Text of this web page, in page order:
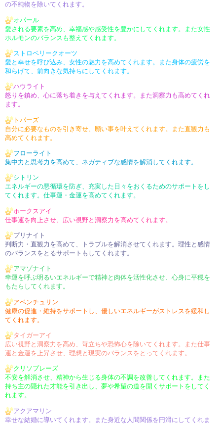
の不純物を除いてくれます。
オパール
愛される要素を高め、幸福感や感受性を豊かにしてくれます。
また女性
ホルモンのバランスも整えてくれます。
ストロベリークオーツ
愛と幸せを呼び込み、女性の魅力を高めてくれます。
また身体の疲労を
和らげて、 前向きな気持ちにしてくれます。
ハウライト
怒りを鎮め、心に落ち着きを与えてくれます。
また洞察力も高めてくれ
ます。
トパーズ
自分に必要なものを引き寄せ、
願い事を叶えてくれます。
また直観力も
高めてくれます。
フローライト
集中力と思考力を高めて、 ネガティブな感情を解消して くれます。
シトリン
エネルギーの悪循環を防ぎ、 充実した日々をおくるためのサポートをし
てくれます。 仕事運・金運を高めてくれます。
ホークスアイ
仕事運を向上させ、広い視野と洞察力を高めてくれます。
プリナイト
判断力・直観力を高めて、
トラブルを解消させてくれます。 理性と感情
のバランスをとるサポートもしてくれます。
アマゾナイト
幸運を呼ぶ明るいエネルギーで精神と肉体を活性化させ、心身に平穏を
もたらしてくれます。
アベンチュリン
健康の促進・維持をサポートし、 優しいエネルギーがストレスを緩和し
てくれます。
タイガーアイ
広い視野と洞察力を高め、苛立ちや恐怖心を除いてくれます。
また仕事
運と金運を上昇させ、 理想と現実のバランスをとって くれます。
クリソプレーズ
不安を解消させ、精神から生じる身体の不調を改善してくれます。
また
持ち主の隠れた才能を引き出し、 夢や希望の道を開くサポートを してく
れます。
アクアマリン
幸せな結婚に導いてくれます。
また身近な人間関係を円滑にして くれま